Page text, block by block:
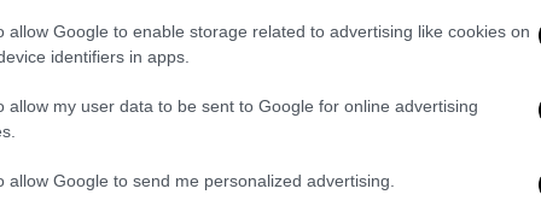
allow Google to enable storage related to advertising like cookies on
identifiers in apps.
allow my user data to be sent to Google for online advertising
allow Google to send me personalized advertising.
ανάκρισημε το πέρας της οποίας ο
κατηγορίας σεκακούργημα
του, υιοθετήθηκε από τα μέλη του
που εξέδωσαν. Το θέμα κρίθηκε
υιοθετώντας ανάλογη εισαγγελική
και εξέδωσε τον περασμένο
21 από τους 23 κατηγορούμενους,